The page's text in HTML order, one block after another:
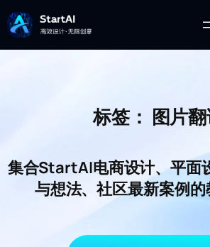
标签： 图片
集合StartAI电商设计、平面
与想法、社区最新案例